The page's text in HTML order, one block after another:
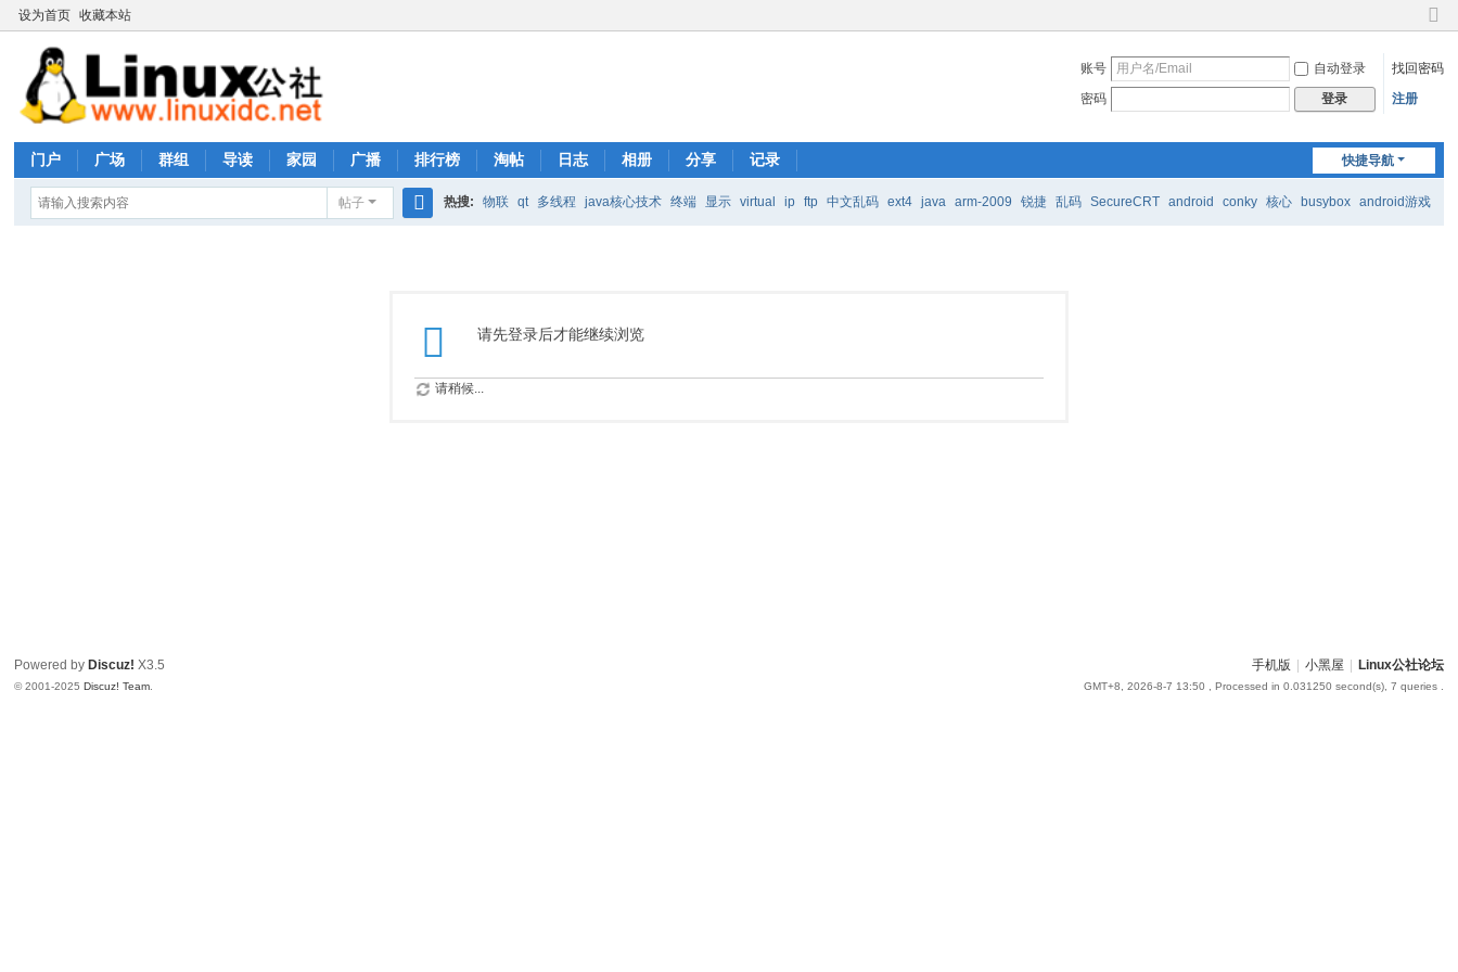
设为首页 收藏本站
切
到
账号 自动登录
找回密码
密码
登录 注册
快捷导航
门户 广场 群组 导读 家园 广播 排行榜 淘帖 日志 相册 分享 记录
帖子 热搜: 物联 qt 多线程 java核心技术 终端 显示 virtual ip ftp 中文乱码 ext4 java arm-2009 锐捷 乱码 SecureCRT android conky 核心 busybox android游戏
请先登录后才能继续浏览
请稍候...
手机版 小黑屋 Linux公社论坛
GMT+8, 2026-8-7 13:50 , Processed in 0.031250 second(s), 7 queries .
Powered by Discuz! X3.5
© 2001-2025Discuz! Team